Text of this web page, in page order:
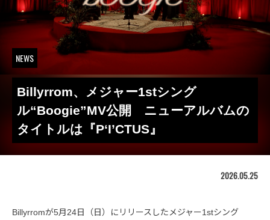
NEWS
Billyrrom、メジャー1stシング
ル“Boogie”MV公開 ニューアルバムの
タイトルは『P‘I’CTUS』
2026.05.25
Billyrromが5月24日（日）にリリースしたメジャー1stシング